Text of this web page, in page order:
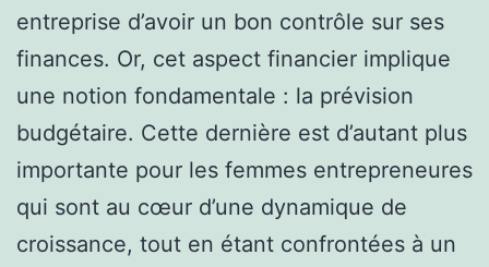
entreprise d’avoir un bon contrôle sur ses
finances. Or, cet aspect financier implique
une notion fondamentale : la prévision
budgétaire. Cette dernière est d’autant plus
importante pour les femmes entrepreneures
qui sont au cœur d’une dynamique de
croissance, tout en étant confrontées à un